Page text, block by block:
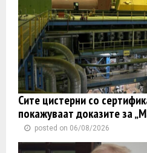
Сите цистерни со
покажуваат доказите за
posted on 06/08/2026